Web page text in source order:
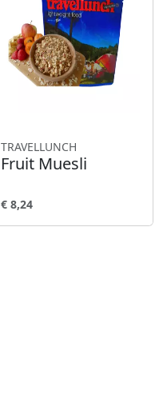
TRAVELLUNCH
Fruit Muesli
€ 8,24